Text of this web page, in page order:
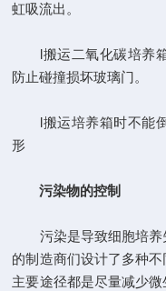
虹吸流出。
l搬运二氧化碳培养箱
防止碰撞损坏玻璃门。
l搬运培养箱时不能倒
形
污染物的控制
污染是导致细胞培养
的制造商们设计了多种
主要途径都是尽量减少